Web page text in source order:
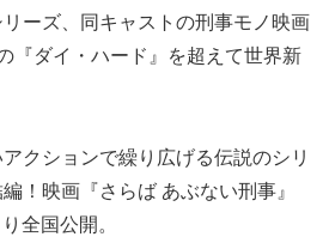
ーズ、同キャストの刑事モノ映画
『ダイ・ハード』を超えて世界新
クションで繰り広げる伝説のシリ
！映画『さらば あぶない刑事』
全国公開。